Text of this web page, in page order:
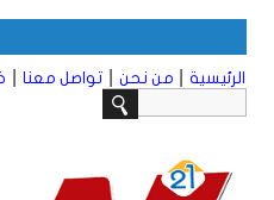
الرئيسية من نحن تواصل معنا